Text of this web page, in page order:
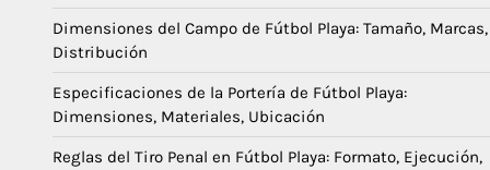
Dimensiones del Campo de Fútbol Playa: Tamaño, Marcas,
Distribución
Especificaciones de la Portería de Fútbol Playa:
Dimensiones, Materiales, Ubicación
Reglas del Tiro Penal en Fútbol Playa: Formato, Ejecución,